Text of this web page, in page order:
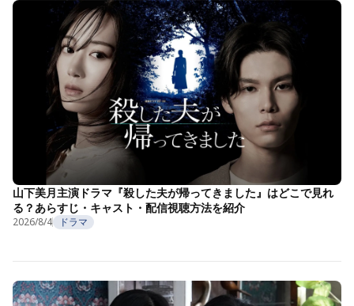
山下美月主演ドラマ『殺した夫が帰ってきました』はどこで見れ
る？あらすじ・キャスト・配信視聴方法を紹介
2026/8/4 ドラマ